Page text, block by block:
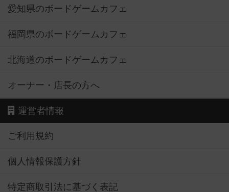
愛知県のボードゲームカフェ
福岡県のボードゲームカフェ
北海道のボードゲームカフェ
オーナー・店長の方へ
運営者情報
ご利用規約
個人情報保護方針
特定商取引法に基づく表記